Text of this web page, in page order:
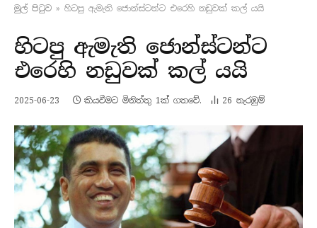
මුල් පිටු​ව » හිටපු ඇමැති ජොන්ස්ටන්ට එරෙහි නඩුවක් කල් යයි
හිටපු ඇමැති ජොන්ස්ටන්ට
එරෙහි නඩුවක් කල් යයි
2025-06-23 කියවීමට මිනිත්තු 1ක් ගතවේ. 26 නැරඹු​ම්